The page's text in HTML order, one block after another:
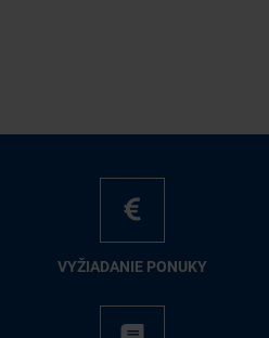
VY­ŽIA­DA­NIE PO­NU­KY